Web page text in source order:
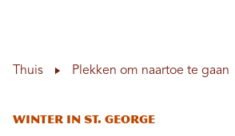
Thuis Plekken om naartoe te gaan
Winter in St. George